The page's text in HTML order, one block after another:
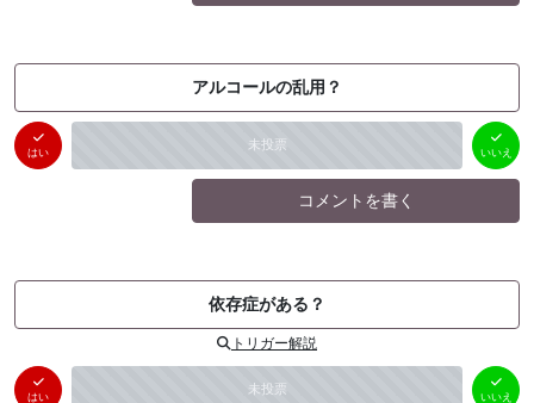
アルコールの乱用？
はい 未投票
いいえ
（ 0件）
いいえ
コメントを書く
依存症がある？
トリガー解説
はい 未投票
いいえ
（ 0件）
いいえ